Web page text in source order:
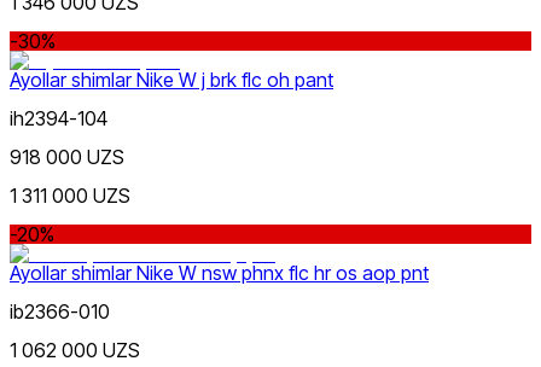
-30%
Ayollar shimlar Nike W j brk flc oh pant
ih2394-104
918 000 UZS
1 311 000 UZS
-20%
Ayollar shimlar Nike W nsw phnx flc hr os aop pnt
ib2366-010
1 062 000 UZS